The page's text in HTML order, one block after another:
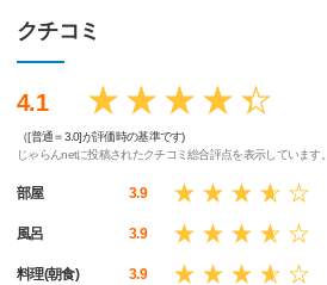
クチコミ
4.1
（[普通＝3.0]が評価時の基準です)
じゃらんnetに投稿されたクチコミ総合評点を表示しています。
部屋 3.9
風呂 3.9
料理(朝食) 3.9